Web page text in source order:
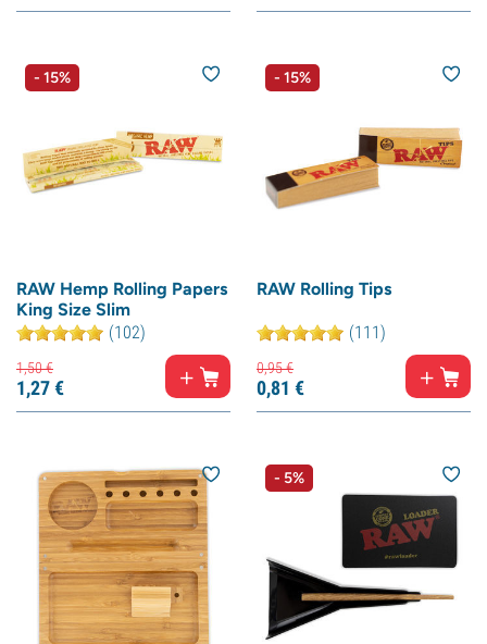
- 15%
RAW Hemp Rolling Papers
King Size Slim
(102)
1,50€
1,27€
- 15%
RAW Rolling Tips
(111)
0,95€
0,81 €
- 5%